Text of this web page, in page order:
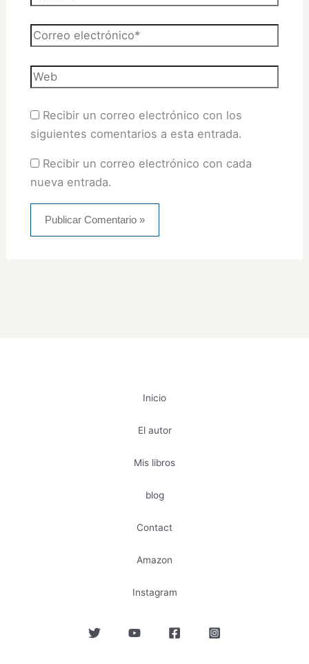
Correo
electrónico*
Web
Recibir un correo electrónico con los
siguientes comentarios a esta entrada.
Recibir un correo electrónico con cada
nueva entrada.
Inicio
El autor
Mis libros
blog
Contact
Amazon
Instagram